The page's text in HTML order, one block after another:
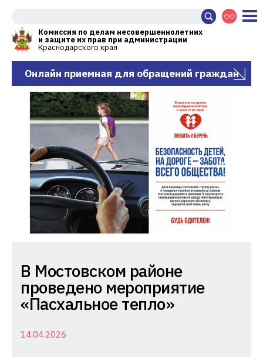
Комиссия по делам несовершеннолетних
и защите их прав при администрации
Краснодарского края
Онлайн приемная для обращений граждан
Комиссия
по
делам
и
В Мостовском районе
проведено мероприятие
«Пасхальное тепло»
14.04.2026